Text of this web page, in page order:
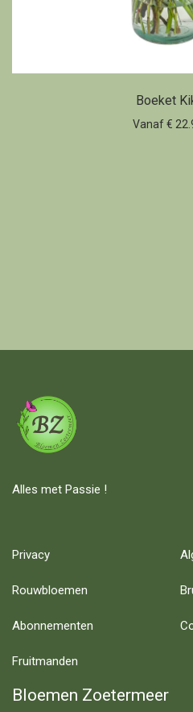
Boeket
Vanaf €
Alles met Passie !
Privacy
Rouwbloemen
Abonnementen
Fruitmanden
Bloemen Zoetermeer